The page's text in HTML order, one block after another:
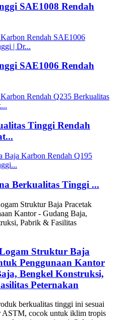
SAE1008 Rendah
SAE1006 Rendah
Tinggi Rendah
Berkualitas Tinggi ...
Struktur Baja
Penggunaan Kantor
Bengkel Konstruksi,
Peternakan
berkualitas tinggi ini sesuai
ASTM, cocok untuk iklim tropis